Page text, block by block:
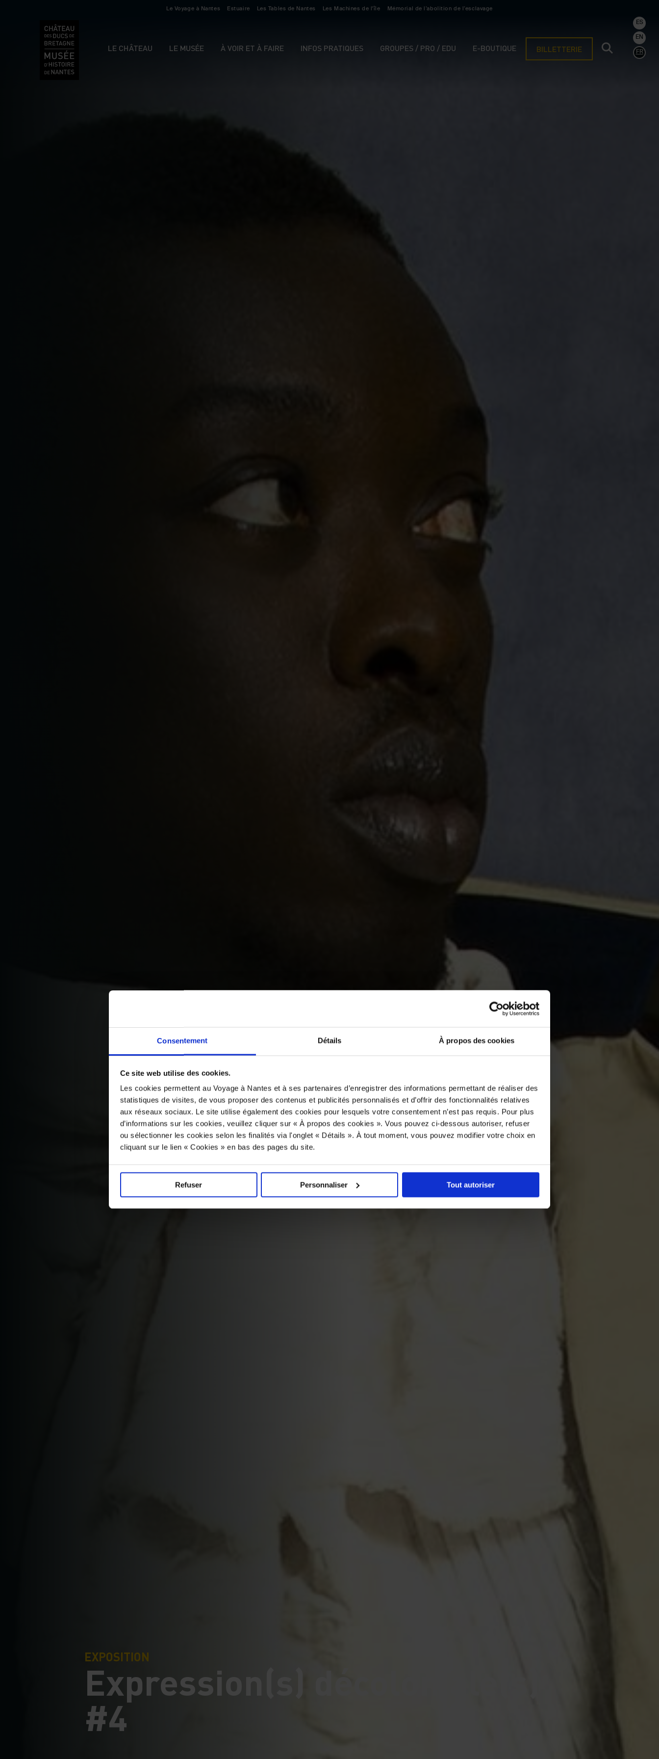
Consentement Détails À propos des cookies
Ce site web utilise des cookies.
Les cookies permettent au Voyage à Nantes et à ses partenaires d’enregistrer des informations permettant de réaliser des
statistiques de visites, de vous proposer des contenus et publicités personnalisés et d’offrir des fonctionnalités relatives
aux réseaux sociaux. Le site utilise également des cookies pour lesquels votre consentement n’est pas requis. Pour plus
d’informations sur les cookies, veuillez cliquer sur « À propos des cookies ». Vous pouvez ci-dessous autoriser, refuser
ou sélectionner les cookies selon les finalités via l'onglet « Détails ». À tout moment, vous pouvez modifier votre choix en
cliquant sur le lien « Cookies » en bas des pages du site.
Refuser Personnaliser Tout autoriser
Le Voyage à Nantes Estuaire Les Tables de Nantes Les Machines de l'île Mémorial de l’abolition de l’esclavage
LE CHÂTEAU LE MUSÉE À VOIR ET À FAIRE INFOS PRATIQUES GROUPES / PRO / EDU E-BOUTIQUE BILLETTERIE
ES
EN
FR
EXPOSITION
Expression(s) décoloniale(s)
#4